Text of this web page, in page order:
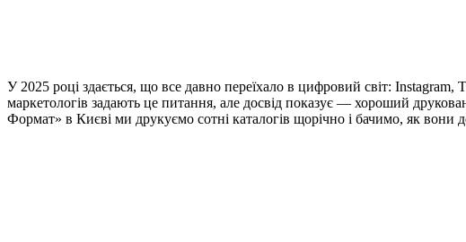
У 2025 році здається, що все давно переїхало в цифровий світ:
маркетологів задають це питання, але досвід показує — хороший
Формат» в Києві ми друкуємо сотні каталогів щорічно і бачимо, як вони